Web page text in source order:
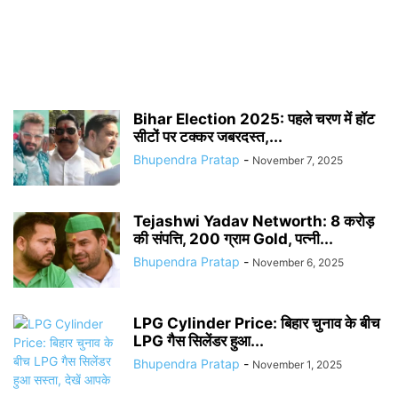
Bihar Election 2025: पहले चरण में हॉट
सीटों पर टक्कर जबरदस्त,...
Bhupendra Pratap - November 7, 2025
Tejashwi Yadav Networth: 8 करोड़
की संपत्ति, 200 ग्राम Gold, पत्नी...
Bhupendra Pratap - November 6, 2025
LPG Cylinder Price: बिहार चुनाव के बीच
LPG गैस सिलेंडर हुआ...
Bhupendra Pratap - November 1, 2025